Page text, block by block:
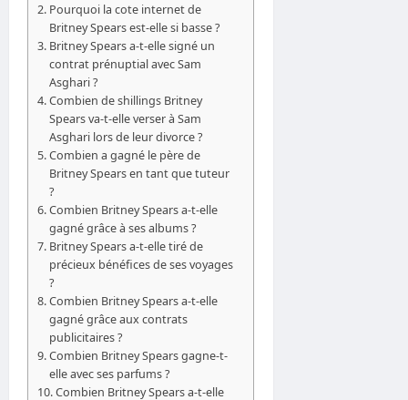
Pourquoi la cote internet de
Britney Spears est-elle si basse ?
Britney Spears a-t-elle signé un
contrat prénuptial avec Sam
Asghari ?
Combien de shillings Britney
Spears va-t-elle verser à Sam
Asghari lors de leur divorce ?
Combien a gagné le père de
Britney Spears en tant que tuteur
?
Combien Britney Spears a-t-elle
gagné grâce à ses albums ?
Britney Spears a-t-elle tiré de
précieux bénéfices de ses voyages
?
Combien Britney Spears a-t-elle
gagné grâce aux contrats
publicitaires ?
Combien Britney Spears gagne-t-
elle avec ses parfums ?
Combien Britney Spears a-t-elle